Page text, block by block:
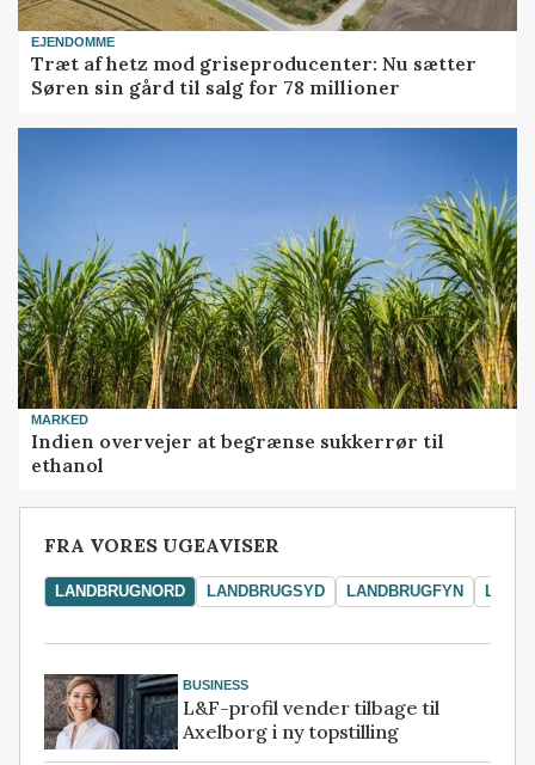
EJENDOMME
Træt af hetz mod griseproducenter: Nu sætter
Søren sin gård til salg for 78 millioner
MARKED
Indien overvejer at begrænse sukkerrør til
ethanol
FRA VORES UGEAVISER
LANDBRUGNORD LANDBRUGSYD LANDBRUGFYN
BUSINESS
L&F-profil vender tilbage til
Axelborg i ny topstilling